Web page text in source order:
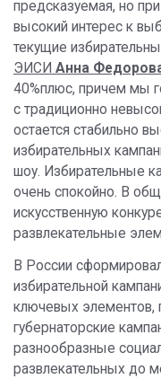
предсказуемая, но
высокий интерес к
текущие
ЭИСИ Анна
40%плюс, причем мы
с традиционно
остается стабильно
избирательных
шоу. Избирательные
очень спокойно. В
искусственную
развлекательные
В России
избирательной
ключевых элементов,
губернаторские
разнообразные
развлекательных до